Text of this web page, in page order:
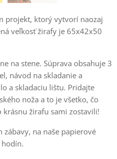
projekt, ktorý vytvorí naozaj
veľkosť žirafy je 65x42x50
na stene. Súprava obsahuje 3
návod na skladanie a
a skladaciu lištu. Pridajte
noža a to je všetko, čo
žirafu sami zostavili!
na naše papierové